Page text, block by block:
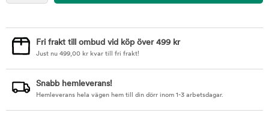
Fri frakt till ombud vid köp över 499 kr
Just nu 499,00 kr kvar till fri frakt!
Snabb hemleverans!
Hemleverans hela vägen hem till din dörr inom 1-3 arbetsdagar.